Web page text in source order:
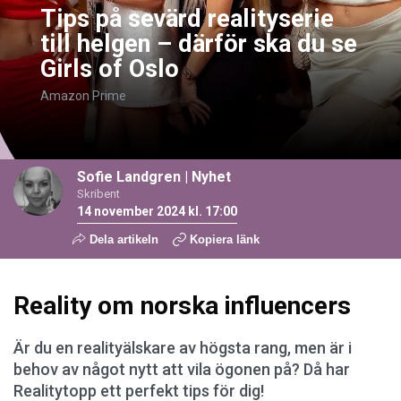
Tips på sevärd realityserie
till helgen – därför ska du se
Girls of Oslo
Amazon Prime
Sofie Landgren | Nyhet
Skribent
14 november 2024 kl. 17:00
Dela artikeln Kopiera länk
Reality om norska influencers
Är du en realityälskare av högsta rang, men är i
behov av något nytt att vila ögonen på? Då har
Realitytopp ett perfekt tips för dig!